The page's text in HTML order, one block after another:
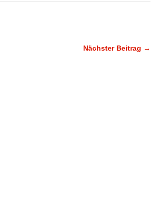
Nächster Beitrag →